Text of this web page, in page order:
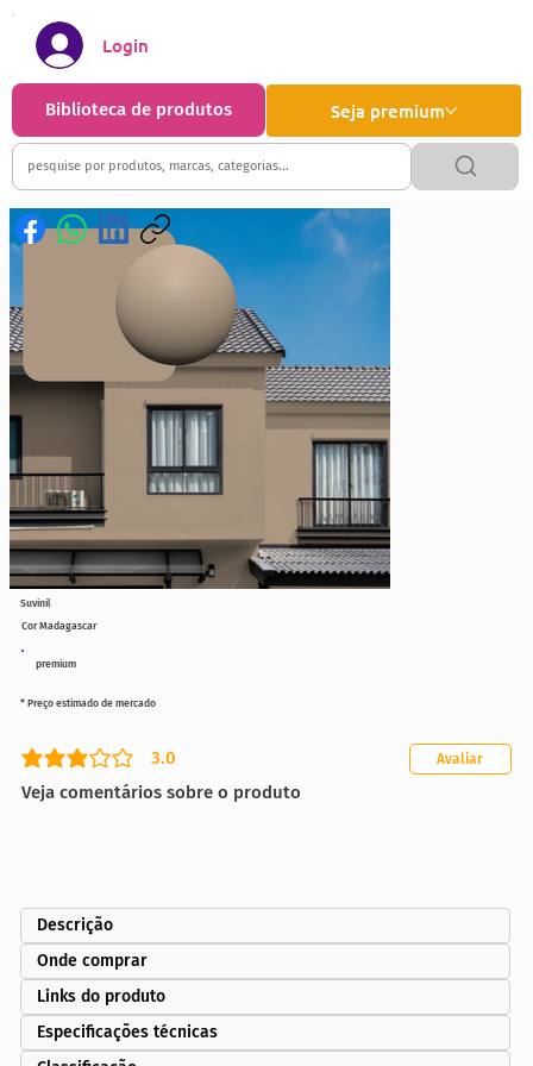
Seja premium
Biblioteca de produtos
Login
premium
Cor Madagascar
3.0
classificação média é 3 de 5
Veja comentários sobre o produto
Avaliar
* Preço estimado de mercado
Suvinil
Descrição
Onde comprar
Links do produto
Especificações técnicas